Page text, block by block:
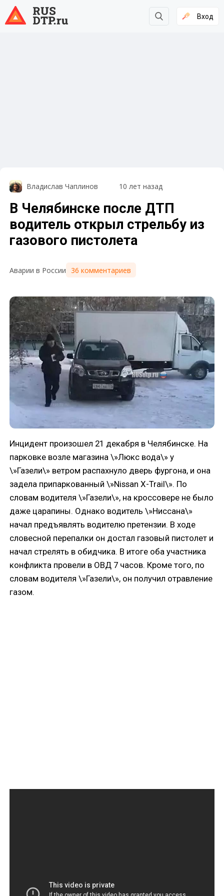
Вход
Владислав Чаплинов 10 лет назад
В Челябинске после ДТП
водитель открыл стрельбу из
газового пистолета
Аварии в России 36 комментариев
Инцидент произошел 21 декабря в Челябинске. На
парковке возле магазина \»Люкс вода\» у
\»Газели\» ветром распахнуло дверь фургона, и она
задела припаркованный \»Nissan X-Trail\». По
словам водителя \»Газели\», на кроссовере не было
даже царапины. Однако водитель \»Ниссана\»
начал предъявлять водителю претензии. В ходе
словесной перепалки он достал газовый пистолет и
начал стрелять в обидчика. В итоге оба участника
конфликта провели в ОВД 7 часов. Кроме того, по
словам водителя \»Газели\», он получил отравление
газом.